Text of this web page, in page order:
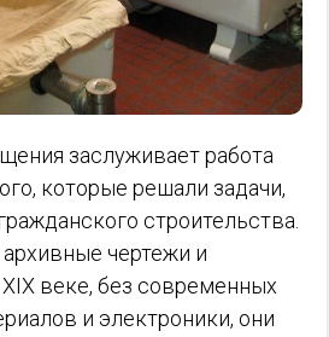
заслуживает работа
которые решали задачи,
строительства.
чертежи и
веке, без современных
и электроники, они